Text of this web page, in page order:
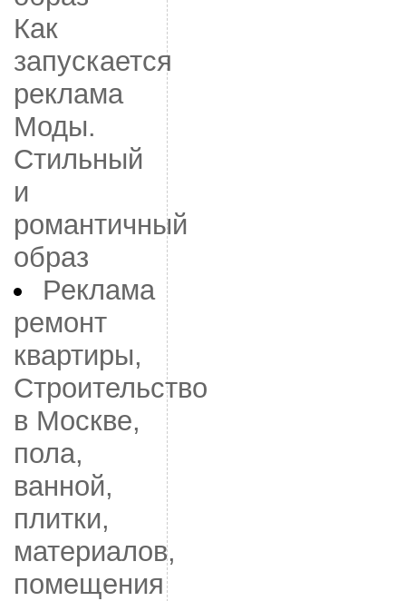
Как
запускается
реклама
Моды.
Стильный
и
романтичный
образ
Реклама
ремонт
квартиры,
Строительство
в Москве,
пола,
ванной,
плитки,
материалов,
помещения